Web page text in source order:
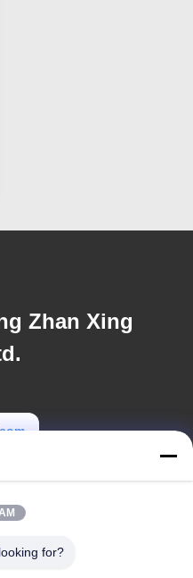
Zhan Xing
for?